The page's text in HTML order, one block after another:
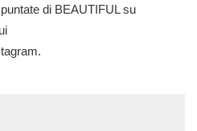
di BEAUTIFUL su
.